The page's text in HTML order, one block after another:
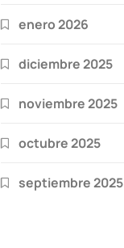
enero 2026
diciembre 2025
noviembre 2025
octubre 2025
septiembre 2025